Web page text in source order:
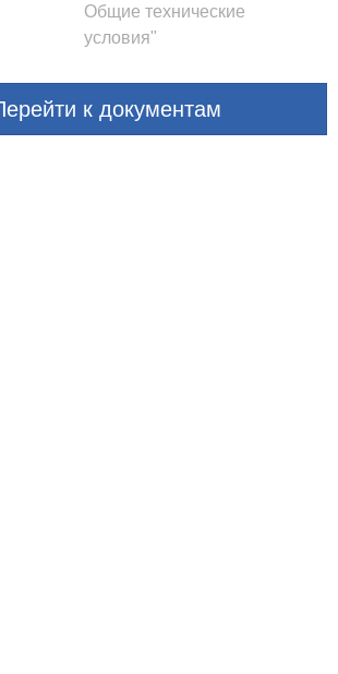
Общие технические
условия"
к документам